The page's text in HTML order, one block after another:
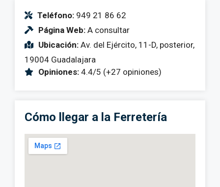
Teléfono: 949 21 86 62
Página Web: A consultar
Ubicación: Av. del Ejército, 11-D, posterior,
19004 Guadalajara
Opiniones: 4.4/5 (+27 opiniones)
Cómo llegar a la Ferretería